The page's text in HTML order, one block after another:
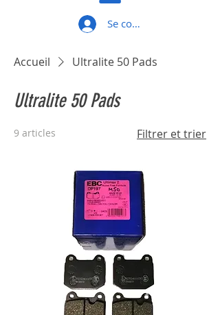
Se connecter
Accueil Ultralite 50 Pads
Ultralite 50 Pads
9 articles Filtrer et trier